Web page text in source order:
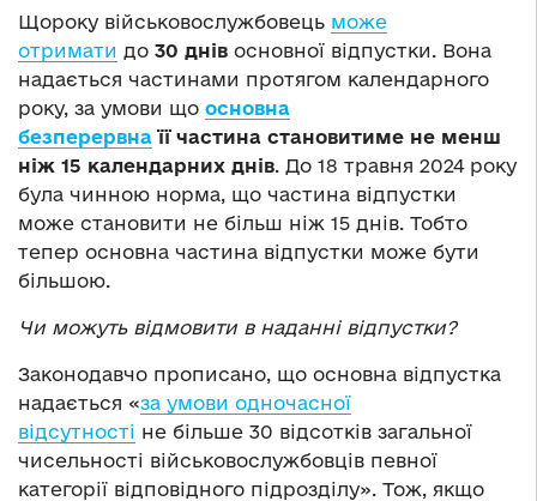
Щороку військовослужбовець може
отримати до 30 днів основної відпустки. Вона
надається частинами протягом календарного
року, за умови що основна
безперервна її частина становитиме не менш
ніж 15 календарних днів. До 18 травня 2024 року
була чинною норма, що частина відпустки
може становити не більш ніж 15 днів. Тобто
тепер основна частина відпустки може бути
більшою.
Чи можуть відмовити в наданні відпустки?
Законодавчо прописано, що основна відпустка
надається «за умови одночасної
відсутності не більше 30 відсотків загальної
чисельності військовослужбовців певної
категорії відповідного підрозділу». Тож, якщо